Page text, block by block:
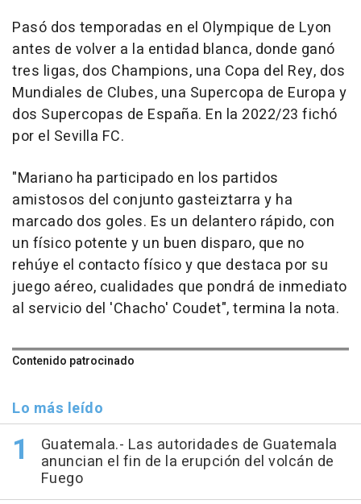
Pasó dos temporadas en el Olympique de Lyon
antes de volver a la entidad blanca, donde ganó
tres ligas, dos Champions, una Copa del Rey, dos
Mundiales de Clubes, una Supercopa de Europa y
dos Supercopas de España. En la 2022/23 fichó
por el Sevilla FC.
"Mariano ha participado en los partidos
amistosos del conjunto gasteiztarra y ha
marcado dos goles. Es un delantero rápido, con
un físico potente y un buen disparo, que no
rehúye el contacto físico y que destaca por su
juego aéreo, cualidades que pondrá de inmediato
al servicio del 'Chacho' Coudet", termina la nota.
Contenido patrocinado
Lo más leído
Guatemala.- Las autoridades de Guatemala
anuncian el fin de la erupción del volcán de
Fuego